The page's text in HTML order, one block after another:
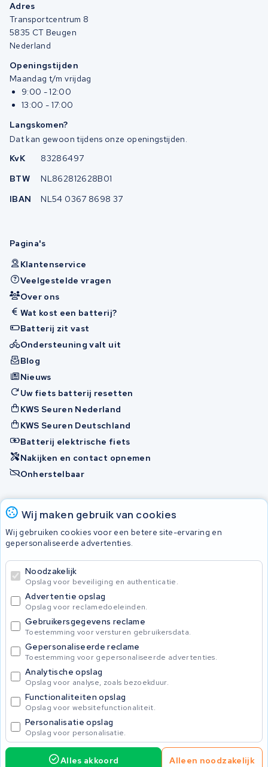
Wij maken gebruik van cookies
Wij gebruiken cookies voor een betere site-ervaring en
gepersonaliseerde advertenties.
Noodzakelijk
Opslag voor beveiliging en authenticatie.
Advertentie opslag
Opslag voor reclamedoeleinden.
Gebruikersgegevens reclame
Toestemming voor versturen gebruikersdata.
Gepersonaliseerde reclame
Toestemming voor gepersonaliseerde advertenties.
Analytische opslag
Opslag voor analyse, zoals bezoekduur.
Functionaliteiten opslag
Opslag voor websitefunctionaliteit.
Personalisatie opslag
Opslag voor personalisatie.
Alles akkoord Alleen noodzakelijk
Adres
Transportcentrum 8
5835 CT Beugen
Nederland
Openingstijden
Maandag t/m vrijdag
9:00 - 12:00
13:00 - 17:00
Langskomen?
Dat kan gewoon tijdens onze openingstijden.
KvK
83286497
BTW
NL862812628B01
IBAN
NL54 0367 8698 37
Pagina's
Klantenservice
Veelgestelde vragen
Over ons
Wat kost een batterij?
Batterij zit vast
Ondersteuning valt uit
Blog
Nieuws
Uw fiets batterij resetten
KWS Seuren Nederland
KWS Seuren Deutschland
Batterij elektrische fiets
Nakijken en contact opnemen
Onherstelbaar
Accu's
Privacy Policy